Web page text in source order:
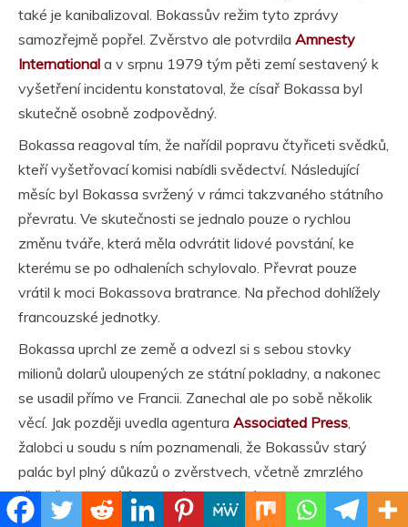
také je kanibalizoval. Bokassův režim tyto zprávy
samozřejmě popřel. Zvěrstvo ale potvrdila Amnesty
International a v srpnu 1979 tým pěti zemí sestavený k
vyšetření incidentu konstatoval, že císař Bokassa byl
skutečně osobně zodpovědný.
Bokassa reagoval tím, že nařídil popravu čtyřiceti svědků,
kteří vyšetřovací komisi nabídli svědectví. Následující
měsíc byl Bokassa svržený v rámci takzvaného státního
převratu. Ve skutečnosti se jednalo pouze o rychlou
změnu tváře, která měla odvrátit lidové povstání, ke
kterému se po odhaleních schylovalo. Převrat pouze
vrátil k moci Bokassova bratrance. Na přechod dohlížely
francouzské jednotky.
Bokassa uprchl ze země a odvezl si s sebou stovky
milionů dolarů uloupených ze státní pokladny, a nakonec
se usadil přímo ve Francii. Zanechal ale po sobě několik
věcí. Jak později uvedla agentura Associated Press
žalobci u soudu s ním poznamenali, že Bokassův starý
palác byl plný důkazů o zvěrstvech, včetně zmrzlého
těla učitelky visícího na háku v mrazáku a hromady
lidského masa připraveného k opékání.